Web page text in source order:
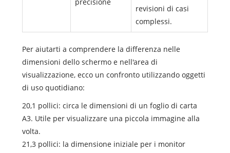
revisioni di casi
complessi.
Per aiutarti a comprendere la differenza nelle
dimensioni dello schermo e nell'area di
visualizzazione, ecco un confronto utilizzando oggetti
di uso quotidiano:
20,1 pollici: circa le dimensioni di un foglio di carta
A3. Utile per visualizzare una piccola immagine alla
volta.
21,3 pollici: la dimensione iniziale per i monitor